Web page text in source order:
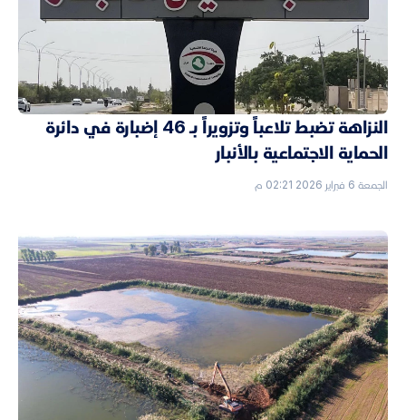
النزاهة تضبط تلاعباً وتزويراً بـ 46 إضبارة في دائرة
الحماية الاجتماعية بالأنبار
الجمعة 6 فبراير 2026 02:21 م